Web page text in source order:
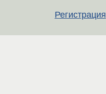
Регистрация